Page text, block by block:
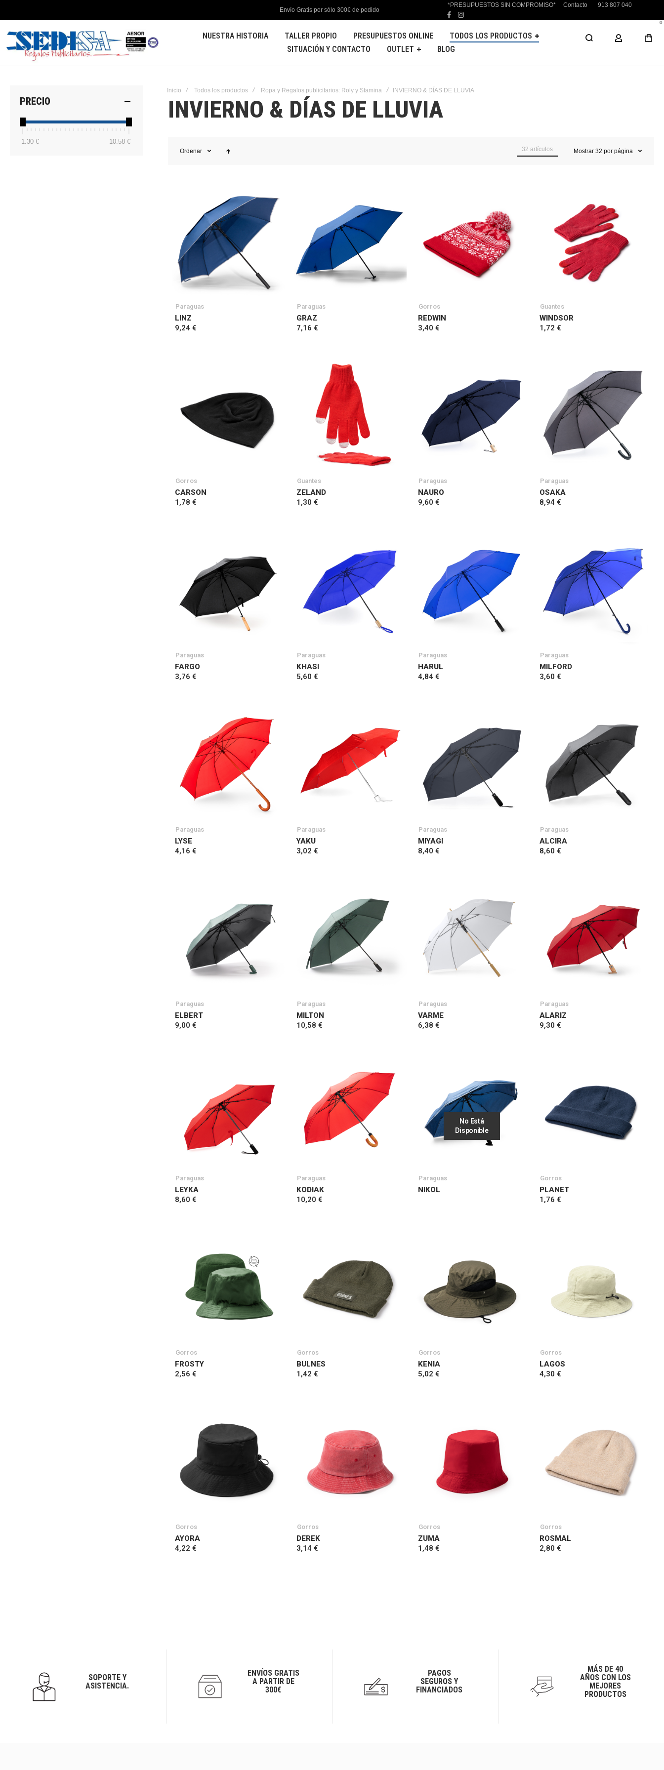
Envío Gratis por sólo 300€ de pedido
*PRESUPUESTOS SIN COMPROMISO* Contacto 913 807 040
facebook
instagram
NUESTRA HISTORIA TALLER PROPIO PRESUPUESTOS ONLINE
TODOS LOS PRODUCTOS
SITUACIÓN Y CONTACTO
OUTLET BLOG
MI CUENTA
0
Inicio Todos los productos Ropa y Regalos publicitarios: Roly y Stamina INVIERNO & DÍAS DE LLUVIA
INVIERNO & DÍAS DE LLUVIA
Ordenar 32 artículos Mostrar 32 por página
Paraguas
LINZ
9,24 €
Paraguas
GRAZ
7,16 €
Gorros
REDWIN
3,40 €
Guantes
WINDSOR
1,72 €
Gorros
CARSON
1,78 €
Guantes
ZELAND
1,30 €
Paraguas
NAURO
9,60 €
Paraguas
OSAKA
8,94 €
Paraguas
FARGO
3,76 €
Paraguas
KHASI
5,60 €
Paraguas
HARUL
4,84 €
Paraguas
MILFORD
3,60 €
Paraguas
LYSE
4,16 €
Paraguas
YAKU
3,02 €
Paraguas
MIYAGI
8,40 €
Paraguas
ALCIRA
8,60 €
Paraguas
ELBERT
9,00 €
Paraguas
MILTON
10,58 €
Paraguas
VARME
6,38 €
Paraguas
ALARIZ
9,30 €
Paraguas
LEYKA
8,60 €
Paraguas
KODIAK
10,20 €
No Está
Disponible
Paraguas
NIKOL
Gorros
PLANET
1,76 €
Gorros
FROSTY
2,56 €
Gorros
BULNES
1,42 €
Gorros
KENIA
5,02 €
Gorros
LAGOS
4,30 €
Gorros
AYORA
4,22 €
Gorros
DEREK
3,14 €
Gorros
ZUMA
1,48 €
Gorros
ROSMAL
2,80 €
PRECIO
1.30 € 10.58 €
SOPORTE Y
ASISTENCIA.
ENVÍOS GRATIS
A PARTIR DE
300€
PAGOS
SEGUROS Y
FINANCIADOS
MÁS DE 40
AÑOS CON LOS
MEJORES
PRODUCTOS